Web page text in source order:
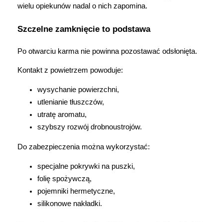
wielu opiekunów nadal o nich zapomina.
Szczelne zamknięcie to podstawa
Po otwarciu karma nie powinna pozostawać odsłonięta.
Kontakt z powietrzem powoduje:
wysychanie powierzchni,
utlenianie tłuszczów,
utratę aromatu,
szybszy rozwój drobnoustrojów.
Do zabezpieczenia można wykorzystać:
specjalne pokrywki na puszki,
folię spożywczą,
pojemniki hermetyczne,
silikonowe nakładki.